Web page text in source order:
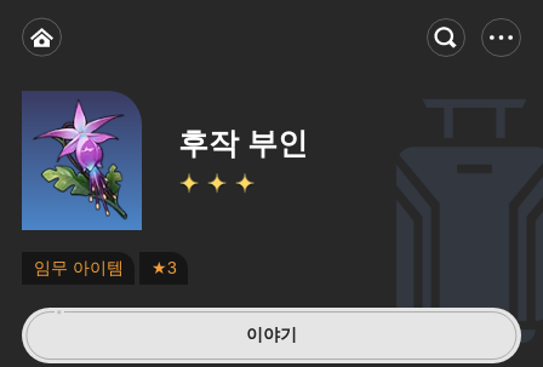
후작 부인
임무 아이템 ★3
이야기